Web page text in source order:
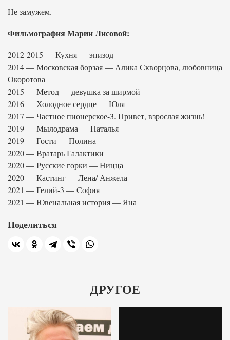
Не замужем.
Фильмография Марии Лисовой:
2012-2015 — Кухня — эпизод
2014 — Московская борзая — Алика Скворцова, любовница
Окоротова
2015 — Метод — девушка за ширмой
2016 — Холодное сердце — Юля
2017 — Частное пионерское-3. Привет, взрослая жизнь!
2019 — Мылодрама — Наталья
2019 — Гости — Полина
2020 — Вратарь Галактики
2020 — Русские горки — Ницца
2020 — Кастинг — Лена/ Анжела
2021 — Гелий-3 — София
2021 — Ювенальная история — Яна
Поделиться
ДРУГОЕ